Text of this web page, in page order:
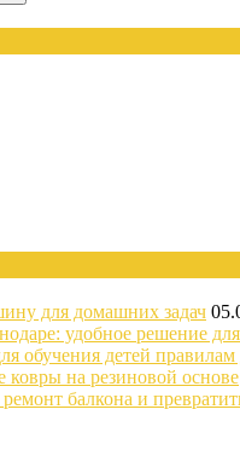
для домашних задач
удобное решение
обучения детей
ковры на резиновой основе
балкона и